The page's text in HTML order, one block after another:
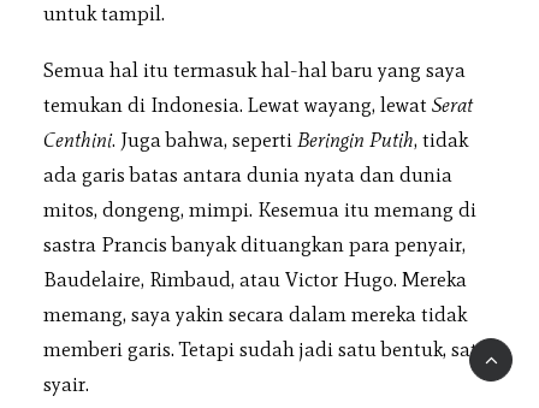
untuk tampil.
Semua hal itu termasuk hal-hal baru yang saya
temukan di Indonesia. Lewat wayang, lewat Serat
Centhini. Juga bahwa, seperti Beringin Putih, tidak
ada garis batas antara dunia nyata dan dunia
mitos, dongeng, mimpi. Kesemua itu memang di
sastra Prancis banyak dituangkan para penyair,
Baudelaire, Rimbaud, atau Victor Hugo. Mereka
memang, saya yakin secara dalam mereka tidak
memberi garis. Tetapi sudah jadi satu bentuk, satu
syair.